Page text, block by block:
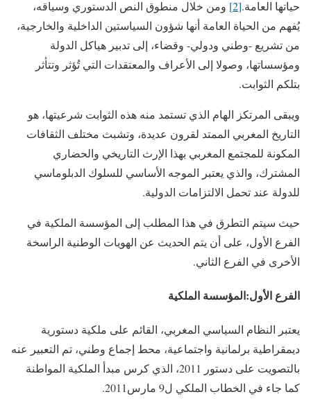
حياتها العامة.[2]
ومن خلال منطوق النص الدستوري وسياقه،
يُفهم من الحياة العامة أنها شؤون السياستين الداخلية والخارجية،
من تشريع -وطني ودولي- وقضاء، إلى تدبير هياكل الدولة
ومؤسساتها، وصولا إلى الأعراف والمعتقدات التي تُؤثر وتتأثر
بتلكم الثوابت.
ويبقى المرتكز الهام الذي تستمد منه هذه الثوابت شرعيتها، هو
التاريخ المغربي الممتد لقرون عديدة، وتشبث مختلف الثقافات
المكونة للمجتمع المغربي بهذا الإرث التاريخي والحضاري
المشترك، والذي يعتبر الموجه الأساسي للسلوك الدبلوماسي
للدولة عند تحمل الالتزامات الدولية.
حيث سيتم التطرق في هذا المطلب إلى المؤسسة الملكية في
الفرع الأول، على أن يتم الحديث عن الهويات الوطنية الراسخة
الأخرى في الفرع الثاني.
الفرع الأول:المؤسسة الملكية
يعتبر النظام السياسي المغربي، القائم على ملكية دستورية
ديمقراطية برلمانية واجتماعية، محط إجماع وطني، تم التعبير عنه
بالتصويت على دستور 2011، الذي كرس مبدأ الملكية المواطنة
كما جاء في الخطاب الملكي ل9 مارس2011.